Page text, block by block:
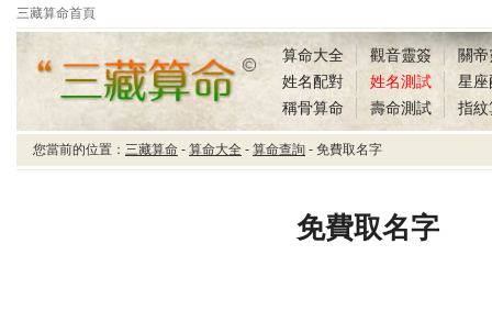
三藏算命首頁
三藏算命免費取名字
算命大全 觀音靈簽
關
姓名配對
姓名測試
星座
稱骨算命
壽命測試 指紋
您當前的位置： 三藏算命 - 算命大全 - 算命查詢 - 免費取名字
免費取名字